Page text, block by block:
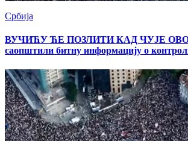
Србија
ВУЧИЋУ ЋЕ ПОЗЛИТИ КАД ЧУЈЕ ОВО:
саопштили битну информацију о